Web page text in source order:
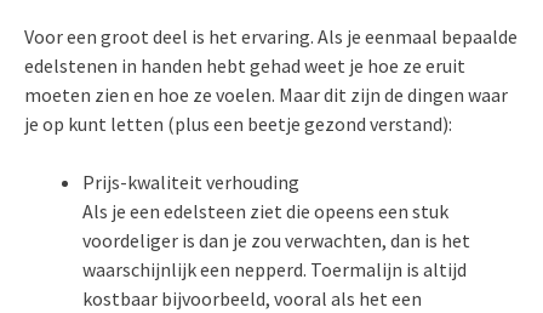
Voor een groot deel is het ervaring. Als je eenmaal bepaalde
edelstenen in handen hebt gehad weet je hoe ze eruit
moeten zien en hoe ze voelen. Maar dit zijn de dingen waar
je op kunt letten (plus een beetje gezond verstand):
Prijs-kwaliteit verhouding
Als je een edelsteen ziet die opeens een stuk
voordeliger is dan je zou verwachten, dan is het
waarschijnlijk een nepperd. Toermalijn is altijd
kostbaar bijvoorbeeld, vooral als het een